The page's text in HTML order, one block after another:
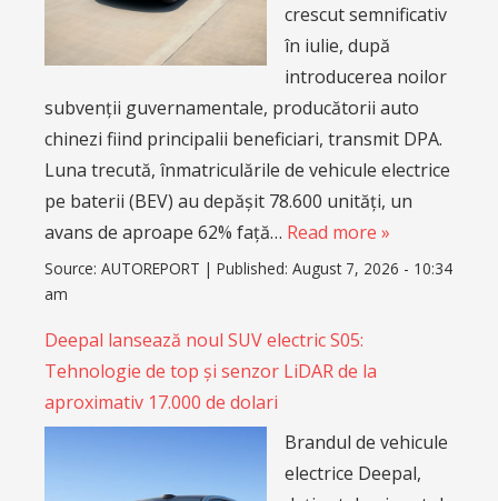
crescut semnificativ
în iulie, după
introducerea noilor
subvenții guvernamentale, producătorii auto
chinezi fiind principalii beneficiari, transmit DPA.
Luna trecută, înmatriculările de vehicule electrice
pe baterii (BEV) au depășit 78.600 unități, un
avans de aproape 62% față… Read more »
Source: AUTOREPORT | Published: August 7, 2026 - 10:34
am
Deepal lansează noul SUV electric S05:
Tehnologie de top și senzor LiDAR de la
aproximativ 17.000 de dolari
Brandul de vehicule
electrice Deepal,